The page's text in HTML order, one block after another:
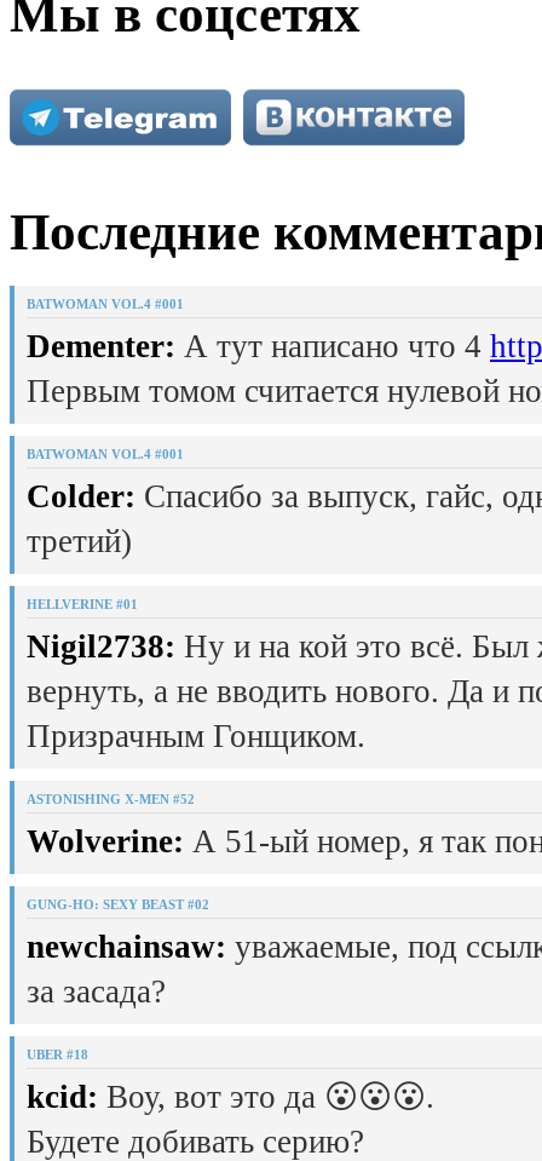
Мы в соцсетях
Последние
BATWOMAN VOL.4 #001
Dementer: А тут написано что 4
Первым томом считается нулевой
BATWOMAN VOL.4 #001
Colder: Спасибо за выпуск, гайс,
третий)
HELLVERINE #01
Nigil2738: Ну и на кой это всё.
вернуть, а не вводить нового. Да и
Призрачным Гонщиком.
ASTONISHING X-MEN #52
Wolverine: А 51-ый номер, я так
GUNG-HO: SEXY BEAST #02
newchainsaw: уважаемые, под
за засада?
UBER #18
kcid: Воу, вот это да 😮😮😮.
Будете добивать серию?